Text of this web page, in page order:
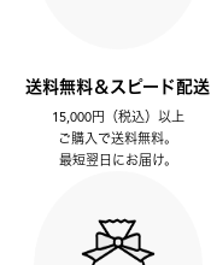
送料無料＆スピード配送
15,000円（税込）以上
ご購入で送料無料。
最短翌日にお届け。